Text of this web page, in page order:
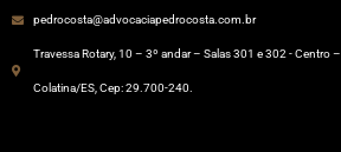
pedrocosta@advocaciapedrocosta.com.br
Travessa Rotary, 10 – 3º andar – Salas 301 e 302 - Centro –
Colatina/ES, Cep: 29.700-240.